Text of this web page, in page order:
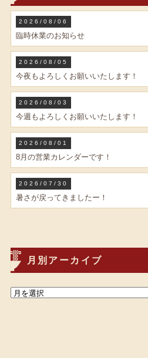
2026/08/06
臨時休業のお知らせ
2026/08/05
今夜もよろしくお願いいたします！
2026/08/03
今週もよろしくお願いいたします！
2026/08/01
8月の営業カレンダーです！
2026/07/30
暑さが戻ってきましたー！
月別アーカイブ